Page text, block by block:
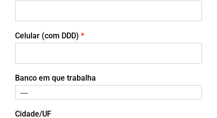
Celular (com DDD) *
Banco em que trabalha
Cidade/UF